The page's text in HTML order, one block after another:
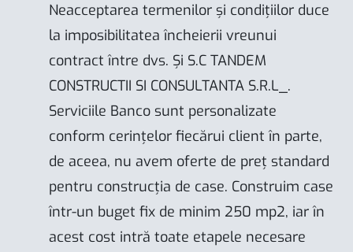
Neacceptarea termenilor și condițiilor duce
la imposibilitatea încheierii vreunui
contract între dvs. Și S.C TANDEM
CONSTRUCTII SI CONSULTANTA S.R.L_.
Serviciile Banco sunt personalizate
conform cerințelor fiecărui client în parte,
de aceea, nu avem oferte de preț standard
pentru construcția de case. Construim case
într-un buget fix de minim 250 mp2, iar în
acest cost intră toate etapele necesare